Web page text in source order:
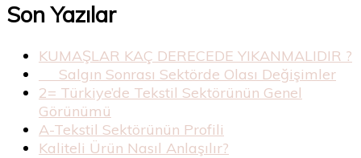
Son Yazılar
KUMAŞLAR KAÇ DERECEDE YIKANMALIDIR ?
Salgın Sonrası Sektörde Olası Değişimler
2= Türkiye’de Tekstil Sektörünün Genel
Görünümü
A-Tekstil Sektörünün Profili
Kaliteli Ürün Nasıl Anlaşılır?